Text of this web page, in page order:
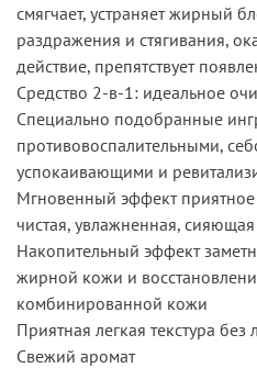
смягчает, устраняет жирный
раздражения и стягивания,
действие, препятствует
Средство 2-в-1: идеальное
Специально подобранные
противовоспалительными,
успокаивающими и
Мгновенный эффект
чистая, увлажненная,
Накопительный эффект
жирной кожи и
комбинированной кожи
Приятная легкая текстура
Свежий аромат